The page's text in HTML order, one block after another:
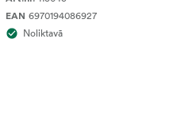
EAN 6970194086927
Noliktavā